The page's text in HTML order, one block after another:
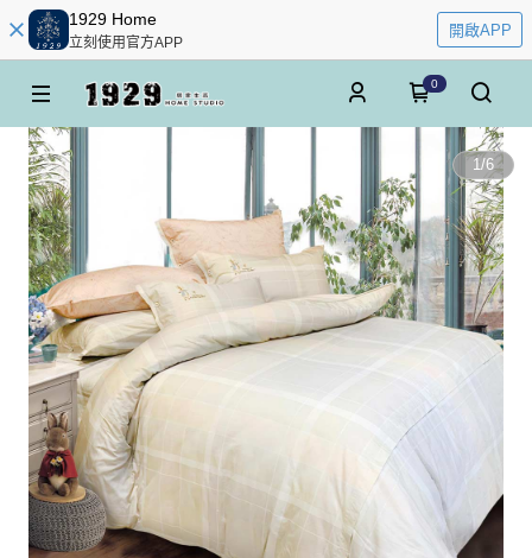
1929 Home
立刻使用官方APP
開啟APP
0
1/6